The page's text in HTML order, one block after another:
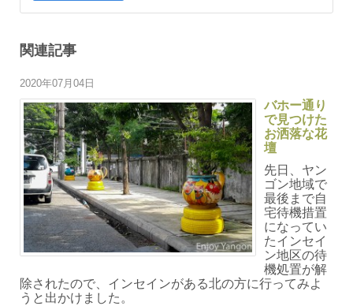
関連記事
2020年07月04日
バホー通り
で見つけた
お洒落な花
壇
先日、ヤン
ゴン地域で
最後まで自
宅待機措置
になってい
たインセイ
ン地区の待
機処置が解
除されたので、インセインがある北の方に行ってみよ
うと出かけました。